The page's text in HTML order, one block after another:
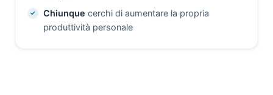
Chiunque cerchi di aumentare la propria
produttività personale